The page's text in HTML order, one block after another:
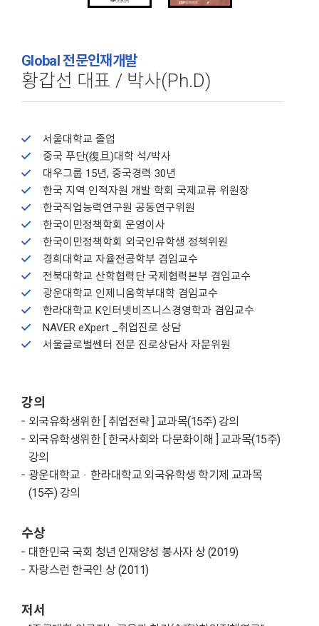
Global 전문인재개발
황갑선 대표 / 박사(Ph.D)
서울대학교 졸업
중국 푸단(復旦)대학 석/박사
대우그룹 15년, 중국경력 30년
한국 지역 인적자원 개발 학회 국제교류 위원장
한국직업능력연구원 공동연구위원
한국이민정책학회 운영이사
한국이민정책학회 외국인유학생 정책위원
경희대학교 자율전공학부 겸임교수
전북대학교 산학협력단 국제협력본부 겸임교수
광운대학교 인제니움학부대학 겸임교수
한라대학교 K인터넷비즈니스경영학과 겸임교수
NAVER eXpert _취업진로 상담
서울글로벌쎈터 전문 진로상담사 자문위원
강의
외국유학생위한 [ 취업전략 ] 교과목(15주) 강의
외국유학생위한 [ 한국사회와 다문화이해 ] 교과목(15주)
강의
광운대학교ᆞ한라대학교 외국유학생 학기제 교과목
(15주) 강의
수상
대한민국 국회 청년 인재양성 봉사자 상 (2019)
자랑스런 한국인 상 (2011)
저서